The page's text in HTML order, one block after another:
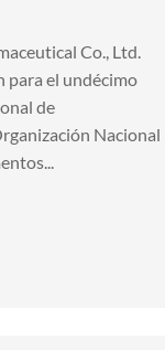
Co., Ltd.
para el undécimo
de
Nacional